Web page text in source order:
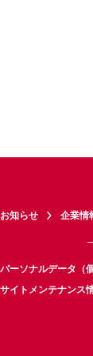
お知らせ 企業情
パーソナルデータ（
サイトメンテナンス